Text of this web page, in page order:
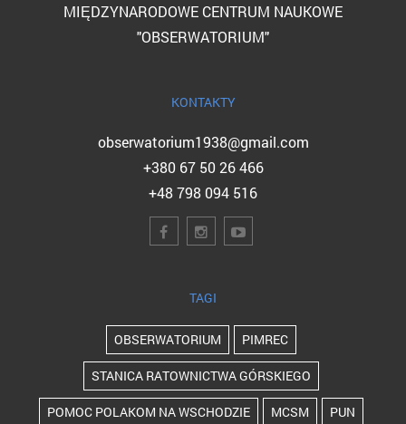
MIĘDZYNARODOWE CENTRUM NAUKOWE
"OBSERWATORIUM"
KONTAKTY
obserwatorium1938@gmail.com
+380 67 50 26 466
+48 798 094 516
TAGI
OBSERWATORIUM PIMREC
STANICA RATOWNICTWA GÓRSKIEGO
POMOC POLAKOM NA WSCHODZIE MCSM PUN